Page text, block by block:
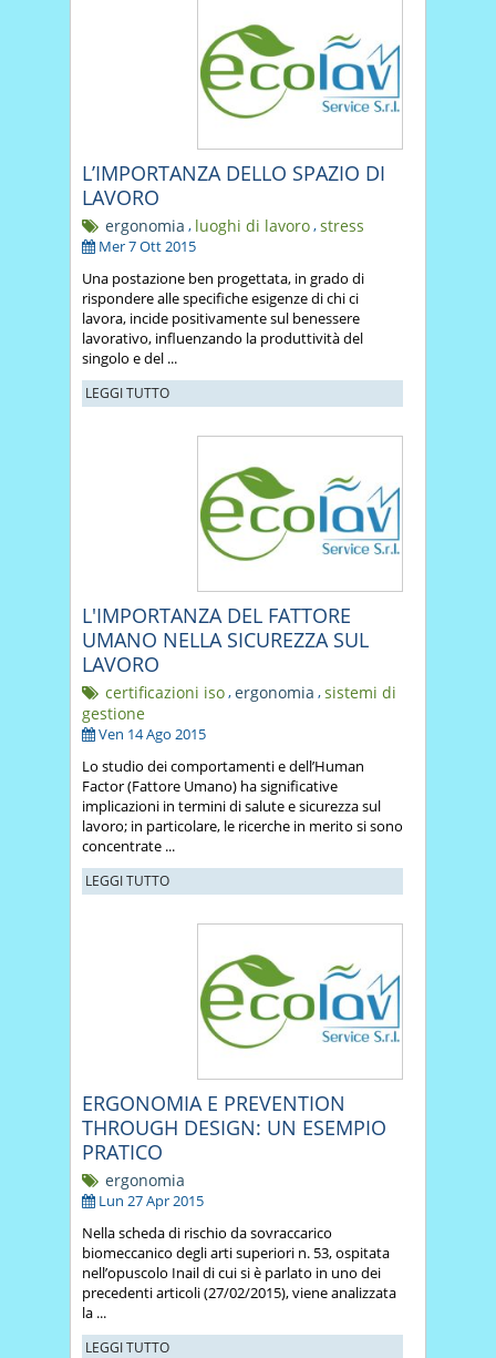
L’IMPORTANZA DELLO SPAZIO DI
LAVORO
ergonomia , luoghi di lavoro,stress
Mer 7 Ott 2015
Una postazione ben progettata, in grado di
rispondere alle specifiche esigenze di chi ci
lavora, incide positivamente sul benessere
lavorativo, influenzando la produttività del
singolo e del ...
LEGGI TUTTO
L'IMPORTANZA DEL FATTORE
UMANO NELLA SICUREZZA SUL
LAVORO
certificazioni iso,ergonomia ,sistemi di
gestione
Ven 14 Ago 2015
Lo studio dei comportamenti e dell’Human
Factor (Fattore Umano) ha significative
implicazioni in termini di salute e sicurezza sul
lavoro; in particolare, le ricerche in merito si sono
concentrate ...
LEGGI TUTTO
ERGONOMIA E PREVENTION
THROUGH DESIGN: UN ESEMPIO
PRATICO
ergonomia
Lun 27 Apr 2015
Nella scheda di rischio da sovraccarico
biomeccanico degli arti superiori n. 53, ospitata
nell’opuscolo Inail di cui si è parlato in uno dei
precedenti articoli (27/02/2015), viene analizzata
la ...
LEGGI TUTTO